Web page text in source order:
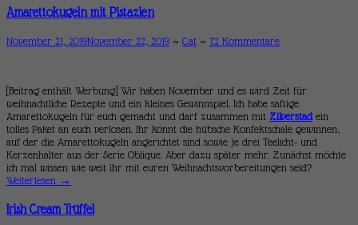
Amarettokugeln mit Pistazien
November 21, 2019November 22, 2019 ~ Cat ~ 72 Kommentare
[Beitrag enthält Werbung] Wir haben November und es wird Zeit für
weihnachtliche Rezepte und ein kleines Gewinnspiel. Ich habe saftige
Amarettokugeln für euch gemacht und darf zusammen mit Zilverstad ein
tolles Paket an euch verlosen. Ihr könnt die hübsche Konfektschale gewinnen,
auf der die Amarettokugeln angerichtet sind sowie je drei Teelicht- und
Kerzenhalter aus der Serie Oblique. Aber dazu später mehr. Zunächst möchte
ich mal wissen wie weit ihr mit euren Weihnachtsvorbereitungen seid?
Weiterlesen →
Irish Cream Trüffel